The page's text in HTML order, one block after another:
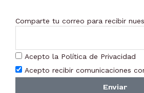
Comparte tu correo para recibir
Acepto la Política de Privacidad
Acepto recibir comunicaciones
Enviar